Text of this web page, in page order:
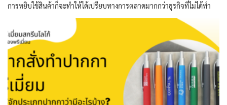
การหยิบใช้สินค้าก็จะทำให้ได้เปรียบทางการตลาดมากกว่าธุรกิจที่ไม่ได้ทำ